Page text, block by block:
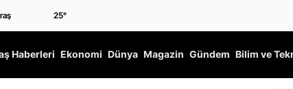
25°
Haberleri Ekonomi Dünya Magazin Gündem Bilim ve